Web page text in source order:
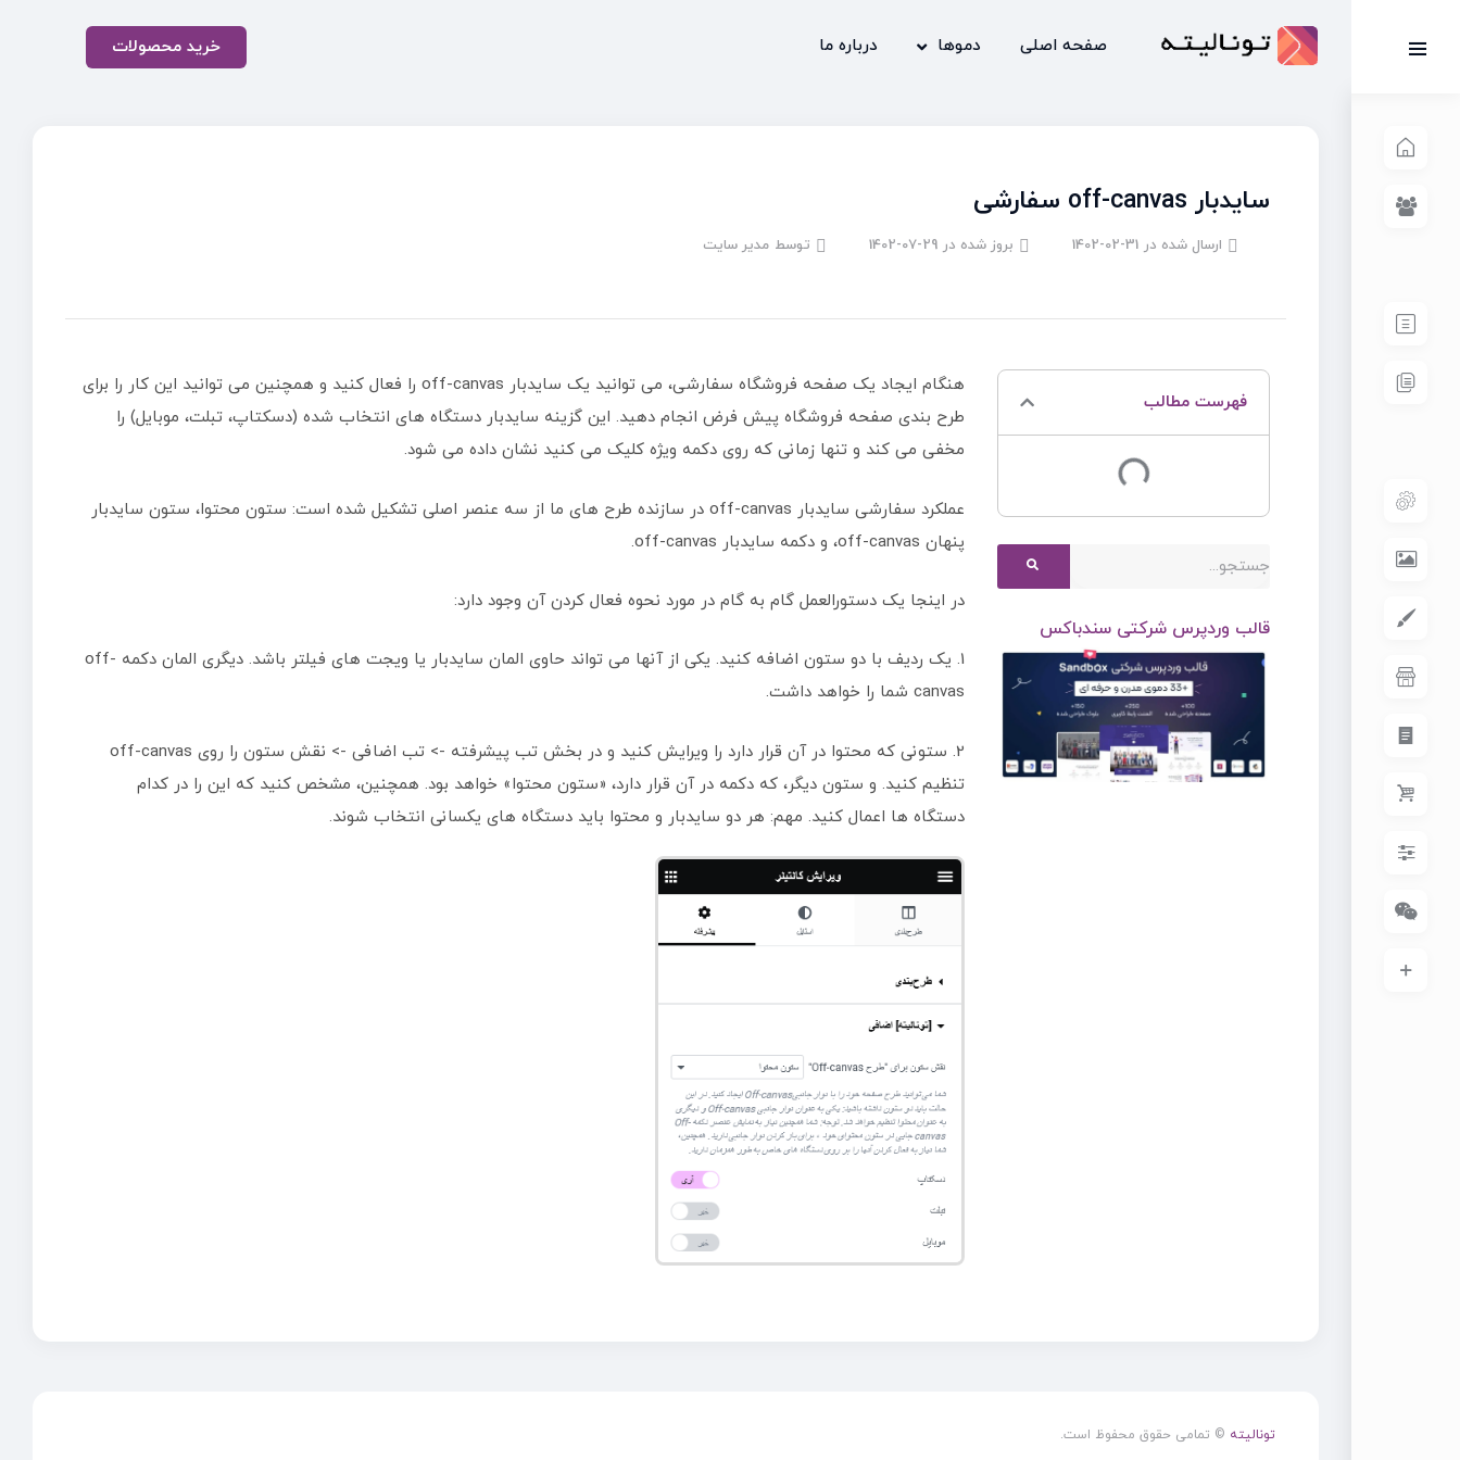
صفحه اصلی دموها درباره ما خرید محصولات
سایدبار off-canvas سفارشی
ارسال شده در 1402-02-31 بروز شده در 1402-07-29 توسط مدیر سایت
فهرست مطالب
قالب وردپرس شرکتی سندباکس
هنگام ایجاد یک صفحه فروشگاه سفارشی، می توانید یک سایدبار off-canvas را فعال کنید و همچنین می توانید این کار را برای
طرح بندی صفحه فروشگاه پیش فرض انجام دهید. این گزینه سایدبار دستگاه های انتخاب شده (دسکتاپ، تبلت، موبایل) را
مخفی می کند و تنها زمانی که روی دکمه ویژه کلیک می کنید نشان داده می شود.
عملکرد سفارشی سایدبار off-canvas در سازنده طرح های ما از سه عنصر اصلی تشکیل شده است: ستون محتوا، ستون سایدبار
پنهان off-canvas، و دکمه سایدبار off-canvas.
در اینجا یک دستورالعمل گام به گام در مورد نحوه فعال کردن آن وجود دارد:
1. یک ردیف با دو ستون اضافه کنید. یکی از آنها می تواند حاوی المان سایدبار یا ویجت های فیلتر باشد. دیگری المان دکمه off-
canvas شما را خواهد داشت.
2. ستونی که محتوا در آن قرار دارد را ویرایش کنید و در بخش تب پیشرفته -> تب اضافی -> نقش ستون را روی off-canvas
تنظیم کنید. و ستون دیگر، که دکمه در آن قرار دارد، «ستون محتوا» خواهد بود. همچنین، مشخص کنید که این را در کدام
دستگاه ها اعمال کنید. مهم: هر دو سایدبار و محتوا باید دستگاه های یکسانی انتخاب شوند.
تونالیته © تمامی حقوق محفوظ است.